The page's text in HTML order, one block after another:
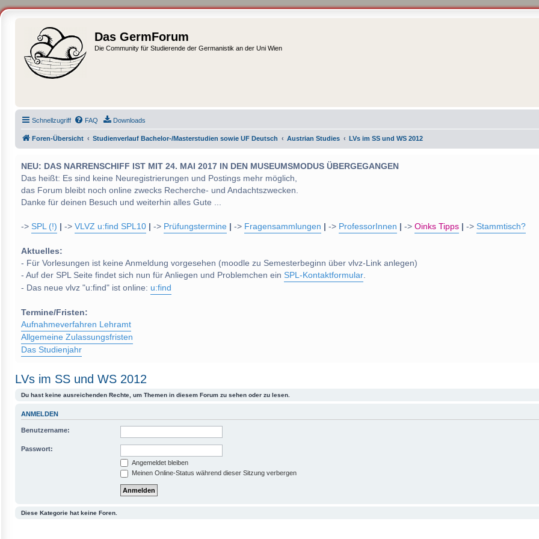
Das GermForum
Die Community für Studierende der Germanistik an der Uni Wien
Schnellzugriff FAQ Downloads
Foren-Übersicht Studienverlauf Bachelor-/Masterstudien sowie UF Deutsch Austrian Studies LVs im SS und WS 2012
NEU: DAS NARRENSCHIFF IST MIT 24. MAI 2017 IN DEN MUSEUMSMODUS ÜBERGEGANGEN
Das heißt: Es sind keine Neuregistrierungen und Postings mehr möglich,
das Forum bleibt noch online zwecks Recherche- und Andachtszwecken.
Danke für deinen Besuch und weiterhin alles Gute ...
-> SPL (!) -> VLVZ u:find SPL10 -> Prüfungstermine -> Fragensammlungen -> ProfessorInnen -> Oinks Tipps -> Stammtisch?
Aktuelles:
- Für Vorlesungen ist keine Anmeldung vorgesehen (moodle zu Semesterbeginn über vlvz-Link anlegen)
- Auf der SPL Seite findet sich nun für Anliegen und Problemchen ein SPL-Kontaktformular.
- Das neue vlvz "u:find" ist online: u:find
Termine/Fristen:
Aufnahmeverfahren Lehramt
Allgemeine Zulassungsfristen
Das Studienjahr
LVs im SS und WS 2012
Du hast keine ausreichenden Rechte, um Themen in diesem Forum zu sehen oder zu lesen.
ANMELDEN
Benutzername:
Passwort:
Angemeldet bleiben
Meinen Online-Status während dieser Sitzung verbergen
Diese Kategorie hat keine Foren.